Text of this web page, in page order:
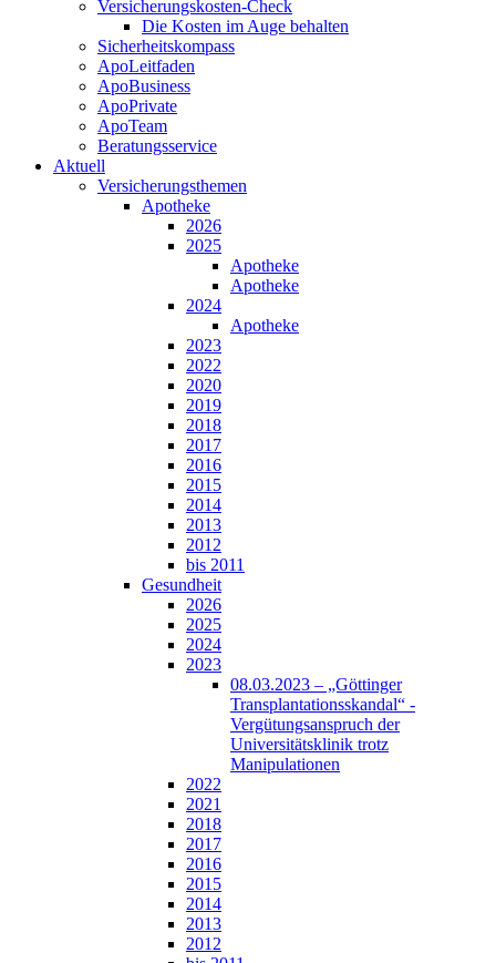
Versicherungskosten-Check
Die Kosten im Auge behalten
Sicherheitskompass
ApoLeitfaden
ApoBusiness
ApoPrivate
ApoTeam
Beratungsservice
Aktuell
Versicherungsthemen
Apotheke
2026
2025
Apotheke
Apotheke
2024
Apotheke
2023
2022
2020
2019
2018
2017
2016
2015
2014
2013
2012
bis 2011
Gesundheit
2026
2025
2024
2023
08.03.2023 – „Göttinger
Transplantationsskandal“ -
Vergütungsanspruch der
Universitätsklinik trotz
Manipulationen
2022
2021
2018
2017
2016
2015
2014
2013
2012